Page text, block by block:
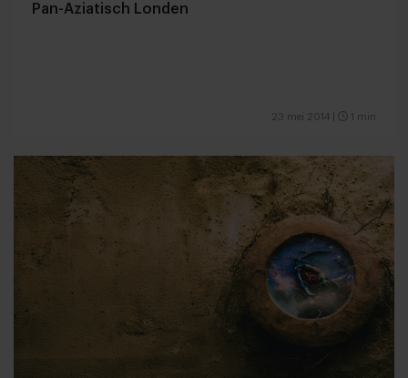
Pan-Aziatisch Londen
23 mei 2014 1 min